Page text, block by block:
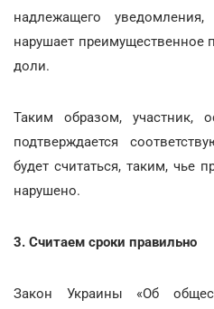
надлежащего
нарушает преимущественное
доли.
Таким образом, участник,
подтверждается
будет считаться, таким, чье
нарушено.
3. Считаем сроки правильно
Закон Украины «Об